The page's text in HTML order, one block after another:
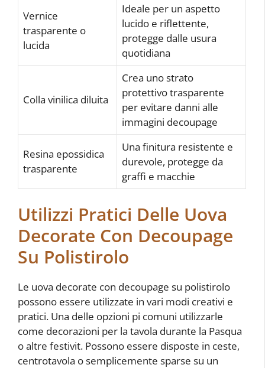
Vernice
trasparente o
lucida
Ideale per un aspetto
lucido e riflettente,
protegge dalle usura
quotidiana
Colla vinilica diluita
Crea uno strato
protettivo trasparente
per evitare danni alle
immagini decoupage
Resina epossidica
trasparente
Una finitura resistente e
durevole, protegge da
graffi e macchie
Utilizzi Pratici Delle Uova
Decorate Con Decoupage
Su Polistirolo
Le uova decorate con decoupage su polistirolo
possono essere utilizzate in vari modi creativi e
pratici. Una delle opzioni pi comuni utilizzarle
come decorazioni per la tavola durante la Pasqua
o altre festivit. Possono essere disposte in ceste,
centrotavola o semplicemente sparse su un